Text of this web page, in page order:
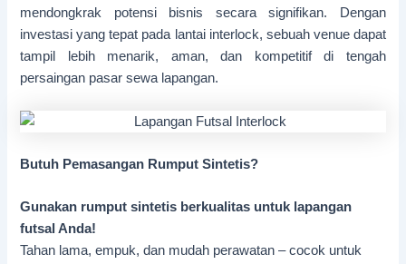
mendongkrak potensi bisnis secara signifikan. Dengan
investasi yang tepat pada lantai interlock, sebuah venue dapat
tampil lebih menarik, aman, dan kompetitif di tengah
persaingan pasar sewa lapangan.
Butuh Pemasangan Rumput Sintetis?
Gunakan rumput sintetis berkualitas untuk lapangan
futsal Anda!
Tahan lama, empuk, dan mudah perawatan – cocok untuk